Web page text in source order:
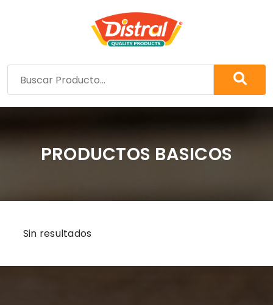
PRODUCTOS BASICOS
Sin resultados